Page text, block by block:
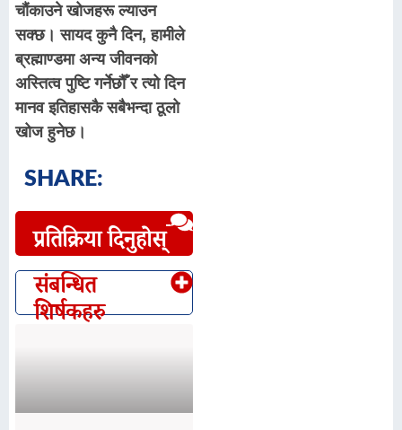
चौंकाउने खोजहरू ल्याउन
सक्छ। सायद कुनै दिन, हामीले
ब्रह्माण्डमा अन्य जीवनको
अस्तित्व पुष्टि गर्नेछौँ र त्यो दिन
मानव इतिहासकै सबैभन्दा ठूलो
खोज हुनेछ।
SHARE:
प्रतिक्रिया दिनुहोस्
संबन्धित
शिर्षकहरु